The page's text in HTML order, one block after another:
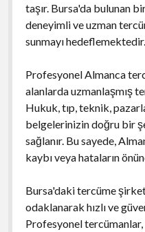
taşır. Bursa'da bulunan
deneyimli ve uzman
sunmayı hedeflemektedir.
Profesyonel Almanca
alanlarda uzmanlaşmış
Hukuk, tıp, teknik,
belgelerinizin doğru bir
sağlanır. Bu sayede,
kaybı veya hataların
Bursa'daki tercüme
odaklanarak hızlı ve
Profesyonel